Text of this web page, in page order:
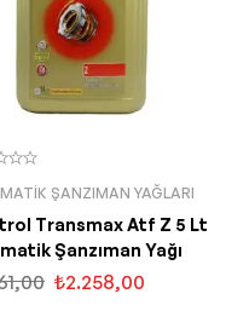
ŞANZIMAN YAĞLARI
Transmax Atf Z 5 Lt
Şanzıman Yağı
₺2.258,00